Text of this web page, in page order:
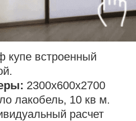
купе встроенный
2300х600х2700
лакобель, 10 кв м.
расчет